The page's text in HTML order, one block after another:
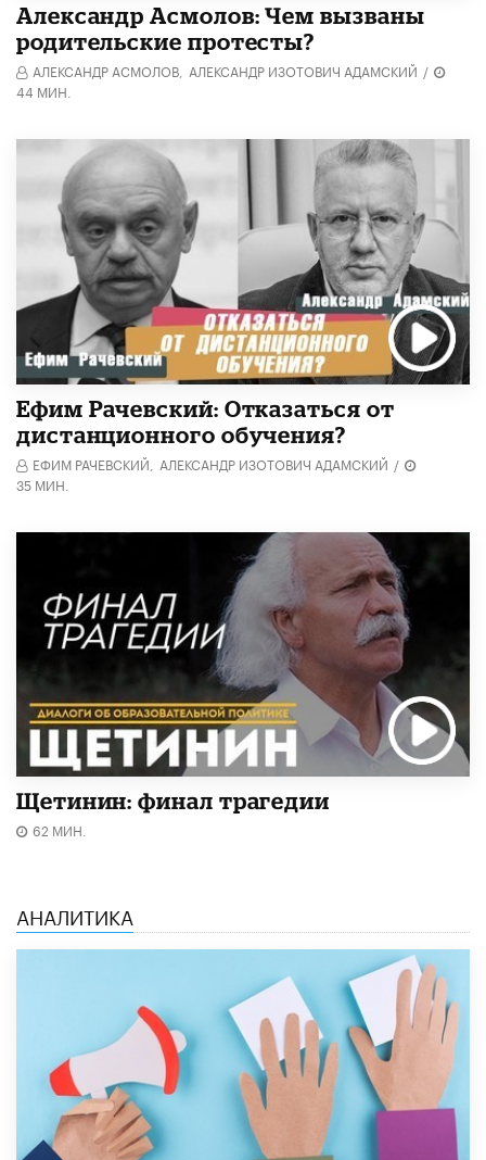
Александр Асмолов: Чем вызваны
родительские протесты?
АЛЕКСАНДР АСМОЛОВ, АЛЕКСАНДР ИЗОТОВИЧ АДАМСКИЙ /
44 МИН.
Ефим Рачевский: Отказаться от
дистанционного обучения?
ЕФИМ РАЧЕВСКИЙ, АЛЕКСАНДР ИЗОТОВИЧ АДАМСКИЙ /
35 МИН.
Щетинин: финал трагедии
62 МИН.
АНАЛИТИКА